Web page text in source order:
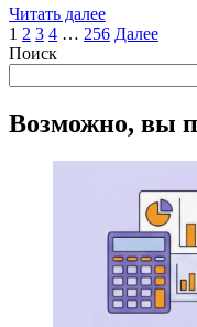
Читать далееRead
more
Пагинация
записей
1 2 3 4 … 256 Далее
Поиск
Возможно, вы